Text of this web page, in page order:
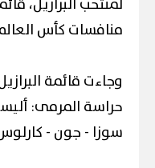
لمنتخب البرازيل،
منافسات كأس العالم
وجاءت قائمة
حراسة المرمى:
سوزا - جون -